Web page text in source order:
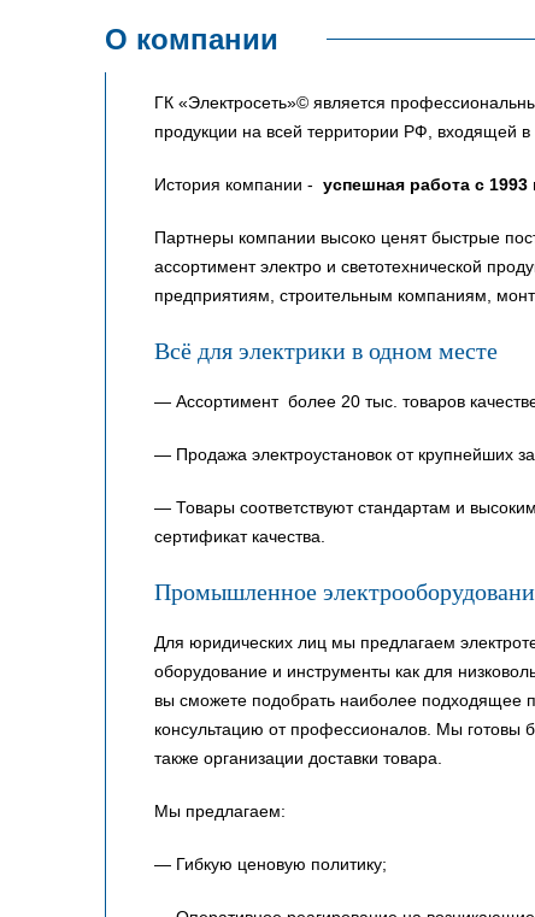
О компании
ГК «Электросеть»© является
продукции на всей территории РФ, входящей
История компании - успешная работа с 1993
Партнеры компании высоко ценят быстрые
ассортимент электро и светотехнической
предприятиям, строительным компаниям,
Всё для электрики в одном месте
— Ассортимент более 20 тыс. товаров
— Продажа электроустановок от крупнейших
— Товары соответствуют стандартам и
сертификат качества.
Промышленное
Для юридических лиц мы предлагаем
оборудование и инструменты как для
вы сможете подобрать наиболее подходящее
консультацию от профессионалов. Мы
также организации доставки товара.
Мы предлагаем:
— Гибкую ценовую политику;